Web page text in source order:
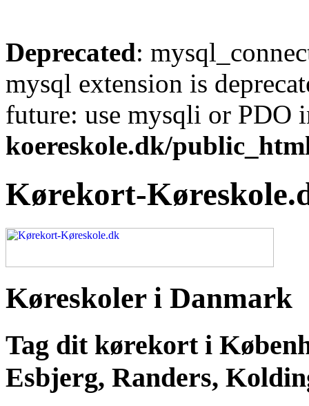
Deprecated:
mysql extension is
future: use mysqli or PDO
koereskole.dk/
Kørekort-
Køreskoler i Danmark
Tag dit kørekort i
Esbjerg, Randers,